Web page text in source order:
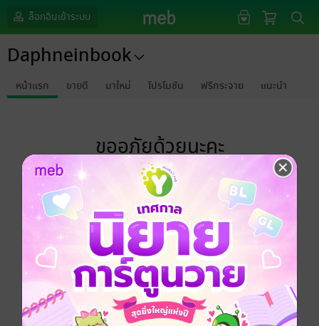
ล็อกอินเข้าระบบ
Daphneinbook
หน้าแรก ขายดี มาใหม่ โปรโมชัน ฟรีกระจาย แนะนำ
ขออภัยด้วยนะคะ
ไม่พบข้อมูลในหัวข้อที่คุณกำลังชมค่ะ